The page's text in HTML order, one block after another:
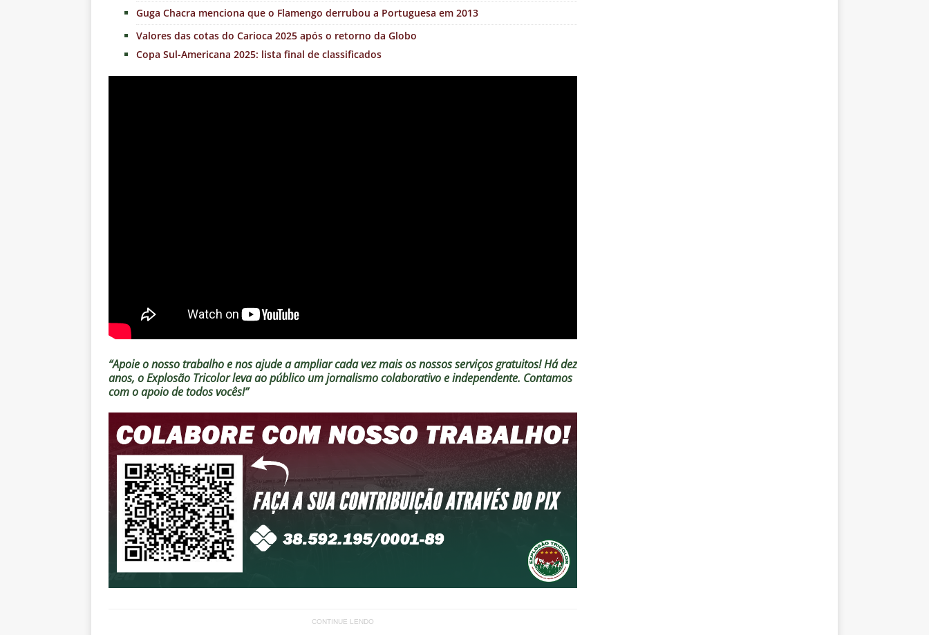
Guga Chacra menciona que o Flamengo derrubou a Portuguesa em 2013
Valores das cotas do Carioca 2025 após o retorno da Globo
Copa Sul-Americana 2025: lista final de classificados
“Apoie o nosso trabalho e nos ajude a ampliar cada vez mais os nossos serviços gratuitos!Há dez
anos, o Explosão Tricolor leva ao público um jornalismo colaborativo e independente. Contamos
com o apoio de todos vocês!”
CONTINUE LENDO